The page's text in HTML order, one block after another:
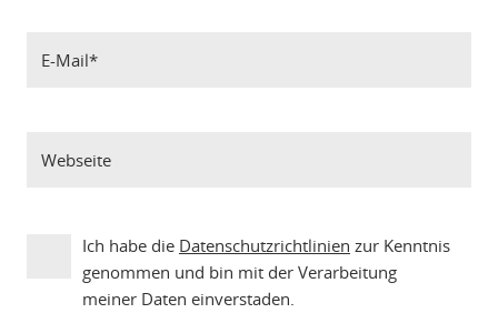
Ich habe die Datenschutzrichtlinien zur Kenntnis
genommen und bin mit der Verarbeitung
meiner Daten einverstaden.